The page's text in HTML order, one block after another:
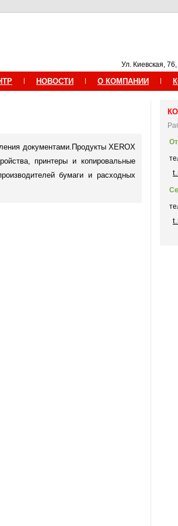
Ул. Киевская,
НОВОСТИ О КОМПАНИИ
документами.Продукты XEROX
принтеры и копировальные
бумаги и расходных